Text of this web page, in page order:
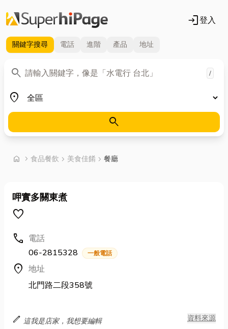
login登入
關鍵字搜尋 電話 進階 產品 地址
search
關鍵字 /
place
地區
search
home chevron_right 首頁
食品餐飲 chevron_right 美食佳餚 chevron_right 餐廳
呷實多關東煮
favorite
call 電話
06-2815328
一般電話
location_on 地址
北門路二段358號
edit 這我是店家，我想要編輯 資料來源